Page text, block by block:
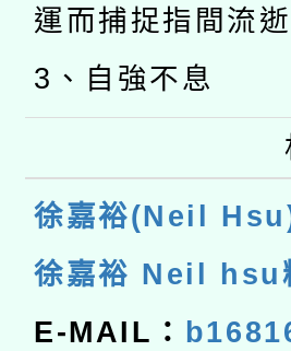
運而捕捉指間流
3、自強不息
徐嘉裕(Neil
徐嘉裕 Neil hsu
E-MAIL：